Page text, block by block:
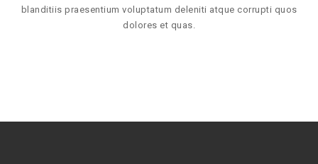
blanditiis praesentium voluptatum deleniti atque corrupti quos
dolores et quas.